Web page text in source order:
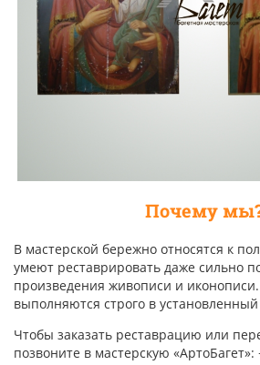
Почему
В мастерской бережно относятся к
умеют реставрировать даже сильно
произведения живописи и
выполняются строго в установленный
Чтобы заказать реставрацию или
позвоните в мастерскую «АртоБагет»: